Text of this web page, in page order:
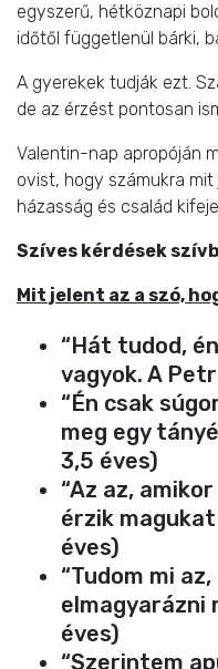
egyszerű, hétköznapi
időtől függetlenül bárki,
A gyerekek tudják ezt.
de az érzést pontosan
Valentin-nap apropóján
ovist, hogy számukra
házasság és család
Szíves kérdések
Mit jelent az a szó,
“Hát tudod,
vagyok. A
“Én csak
meg egy
3,5 éves)
“Az az,
érzik magukat
éves)
“Tudom mi
elmagyarázni
éves)
“Szerintem